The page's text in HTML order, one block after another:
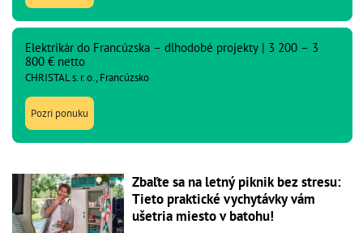
Elektrikár do Francúzska – dlhodobé projekty | 3 200 – 3
800 € netto
CHRISTAL s. r. o., Francúzsko
Pozri ponuku
Zbaľte sa na letný piknik bez stresu:
Tieto praktické vychytávky vám
ušetria miesto v batohu!